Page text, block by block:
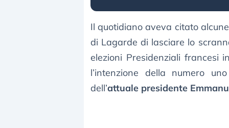
Il quotidiano aveva citato
di Lagarde di lasciare lo
elezioni Presidenziali francesi
l’intenzione della numero
dell’attuale presidente